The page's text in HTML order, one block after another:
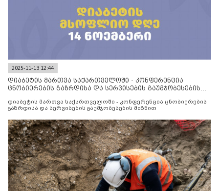
2025-11-13 12:44
დიაბეტის მართვა საქართველოში - კონფერენცია
ცნობიერების გაზრდისა და სერვისების გაუმჯობესების
დიაბეტის მართვა საქართველოში - კონფერენცია ცნობიერების
გაზრდისა და სერვისების გაუმჯობესების მიზნით